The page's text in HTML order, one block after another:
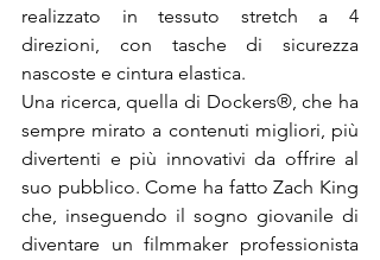
realizzato in tessuto stretch a 4
direzioni, con tasche di sicurezza
nascoste e cintura elastica.
Una ricerca, quella di Dockers®, che ha
sempre mirato a contenuti migliori, più
divertenti e più innovativi da offrire al
suo pubblico. Come ha fatto Zach King
che, inseguendo il sogno giovanile di
diventare un filmmaker professionista